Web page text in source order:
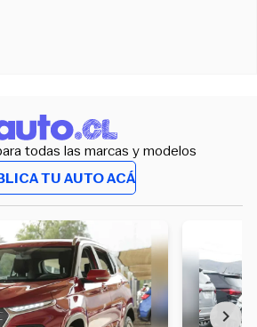
todas las marcas y modelos
TU AUTO ACÁ